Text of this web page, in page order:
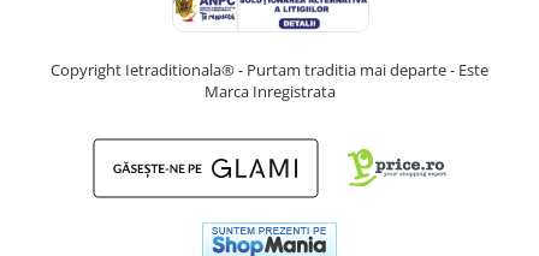
Copyright Ietraditionala® - Purtam traditia mai departe - Este
Marca Inregistrata